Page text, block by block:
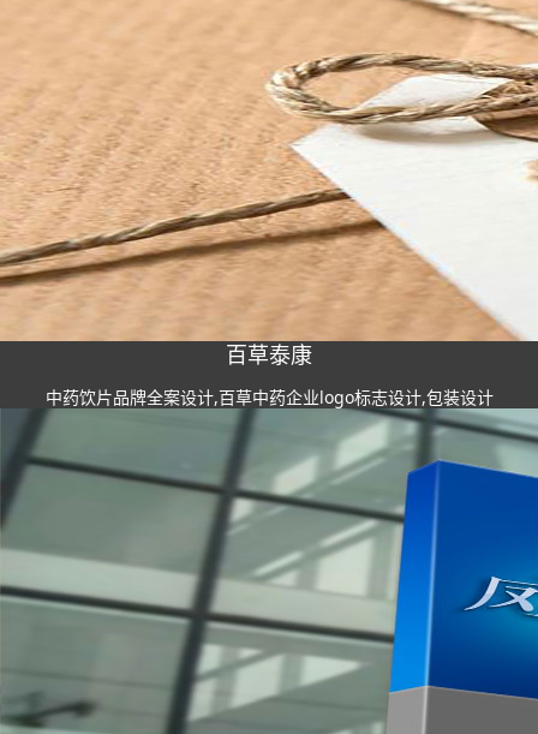
百草泰康
中药饮片品牌全案设计,百草中药企业logo标志设计,包装设计